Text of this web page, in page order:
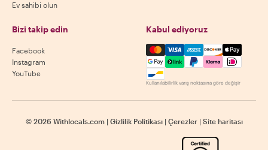
Ev sahibi olun
Bizi takip edin
Facebook
Instagram
YouTube
Kabul ediyoruz
Mastercard, Visa, Amex,
Kullanılabilirlik varış noktasına göre değişir
© 2026 Withlocals.com | Gizlilik Politikası | Çerezler | Site haritası